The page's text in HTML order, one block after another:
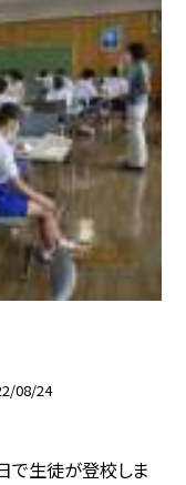
08/24
で生徒が登校しま